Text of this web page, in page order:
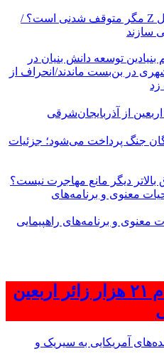
سیلیکن ولیِ تهران؛ این ایران نسل Z مگر متوقف شدنی است؟ /
سازند
توسعه دانش بنیان در
در بن‌بست ماندند/انحراف از
جنگ پرداخت می‌شود؛ جزئیات
دیگر مانع مهاجرت نیست؟
و برنامه‌های راهپیمایی
اینفوگرافیک؛ اعزام ۲۱ هزار زائر اربعین